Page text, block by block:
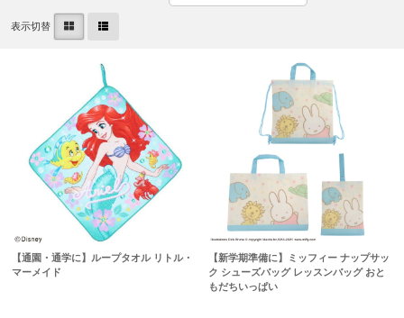
表示切替
【通園・通学に】ループタオル リトル・
マーメイド
【新学期準備に】ミッフィー ナップサッ
ク シューズバッグ レッスンバッグ おと
もだちいっぱい